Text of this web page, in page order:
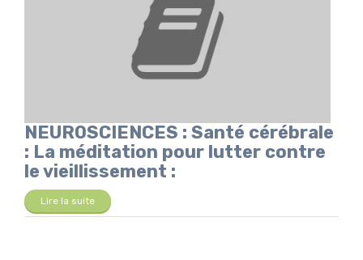
NEUROSCIENCES : Santé cérébrale
: La méditation pour lutter contre
le vieillissement :
Lire la suite